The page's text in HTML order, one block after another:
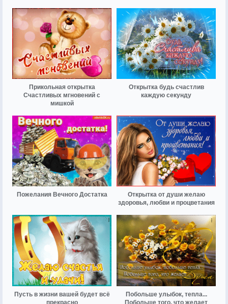
Прикольная открытка
Счастливых мгновений с
мишкой
Открытка будь счастлив
каждую секунду
Пожелания Вечного Достатка
Открытка от души желаю
здоровья, любви и процветания
Пусть в жизни вашей будет всё
прекрасно
Побольше улыбок, тепла...
Побольше того, что желает